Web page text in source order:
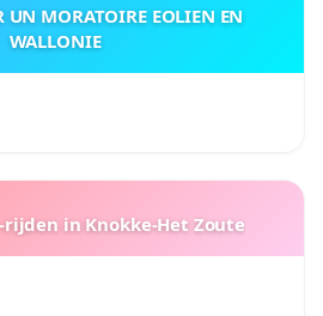
UN MORATOIRE EOLIEN EN
WALLONIE
rijden in Knokke-Het Zoute